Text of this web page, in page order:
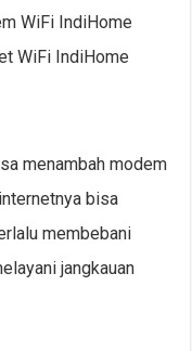
WiFi IndiHome
WiFi IndiHome
menambah modem
bisa
membebani
jangkauan